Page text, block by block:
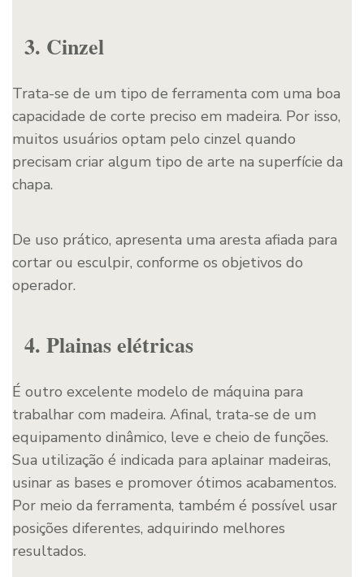
3. Cinzel
Trata-se de um tipo de ferramenta com uma boa
capacidade de corte preciso em madeira. Por isso,
muitos usuários optam pelo cinzel quando
precisam criar algum tipo de arte na superfície da
chapa.
De uso prático, apresenta uma aresta afiada para
cortar ou esculpir, conforme os objetivos do
operador.
4. Plainas elétricas
É outro excelente modelo de máquina para
trabalhar com madeira. Afinal, trata-se de um
equipamento dinâmico, leve e cheio de funções.
Sua utilização é indicada para aplainar madeiras,
usinar as bases e promover ótimos acabamentos.
Por meio da ferramenta, também é possível usar
posições diferentes, adquirindo melhores
resultados.